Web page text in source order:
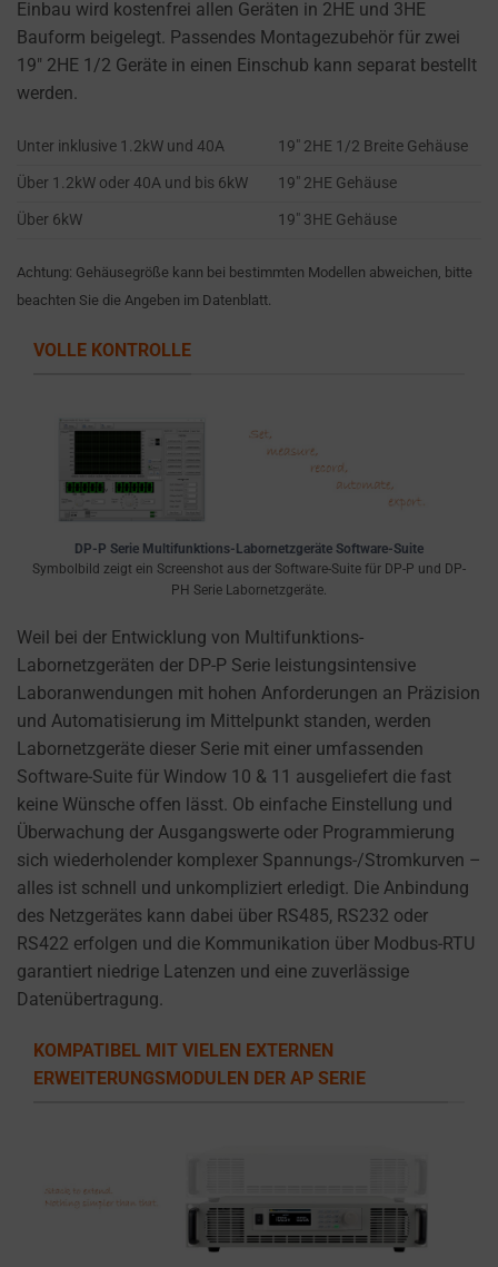
Einbau wird kostenfrei allen Geräten in 2HE und 3HE
Bauform beigelegt. Passendes Montagezubehör für zwei
19″ 2HE 1/2 Geräte in einen Einschub kann separat bestellt
werden.
Unter inklusive 1.2kW und 40A
19″ 2HE 1/2 Breite Gehäuse
Über 1.2kW oder 40A und bis 6kW
19″ 2HE Gehäuse
Über 6kW
19″ 3HE Gehäuse
Achtung: Gehäusegröße kann bei bestimmten Modellen abweichen, bitte
beachten Sie die Angeben im Datenblatt.
VOLLE KONTROLLE
DP-P Serie Multifunktions-Labornetzgeräte Software-Suite
Symbolbild zeigt ein Screenshot aus der Software-Suite für DP-P und DP-
PH Serie Labornetzgeräte.
Weil bei der Entwicklung von Multifunktions-
Labornetzgeräten der DP-P Serie leistungsintensive
Laboranwendungen mit hohen Anforderungen an Präzision
und Automatisierung im Mittelpunkt standen, werden
Labornetzgeräte dieser Serie mit einer umfassenden
Software-Suite für Window 10 & 11 ausgeliefert die fast
keine Wünsche offen lässt. Ob einfache Einstellung und
Überwachung der Ausgangswerte oder Programmierung
sich wiederholender komplexer Spannungs-/Stromkurven –
alles ist schnell und unkompliziert erledigt. Die Anbindung
des Netzgerätes kann dabei über RS485, RS232 oder
RS422 erfolgen und die Kommunikation über Modbus-RTU
garantiert niedrige Latenzen und eine zuverlässige
Datenübertragung.
KOMPATIBEL MIT VIELEN EXTERNEN
ERWEITERUNGSMODULEN DER AP SERIE
settings,
which
lets
you
delete
cookies
collects
data,
you
can
refer
the
website’s
privacy
policy.
This
document
outlines
the
cookies